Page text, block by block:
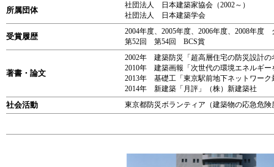
所属団体
社団法人 日本建築家協会（2002～）
社団法人 日本建築学会
受賞履歴
2004年度、2005年度、2006年度、2008年度
第52回 第54回 BCS賞
著書・論文
2002年 建築防災「超高層住宅の防災設計
2010年 建築画報「次世代の環境エネルギー
2013年 基礎工「東京駅前地下ネットワーク
2014年 新建築「月評」（株）新建築社
社会活動 東京都防災ボランティア（建築物の応急危